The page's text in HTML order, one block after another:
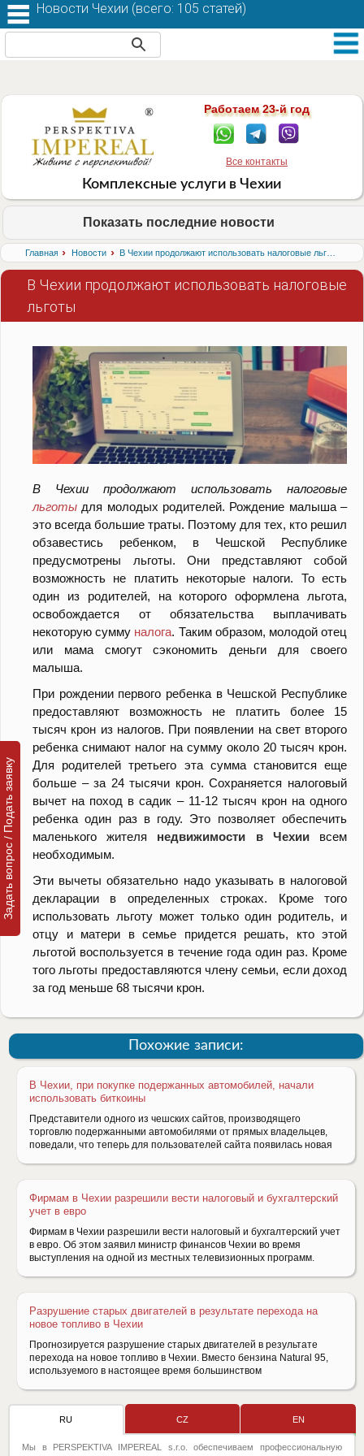
Работаем 23-й год
Все контакты
Комплексные услуги в Чехии
Показать последние новости
Главная › Новости ›
В Чехии продолжают использовать налоговые
льготы
В Чехии продолжают использовать налоговые
льготы для молодых родителей. Рождение малыша –
это всегда большие траты. Поэтому для тех, кто решил
обзавестись ребенком, в Чешской Республике
предусмотрены льготы. Они представляют собой
возможность не платить некоторые налоги. То есть
один из родителей, на которого оформлена льгота,
освобождается от обязательства выплачивать
некоторую сумму налога. Таким образом, молодой отец
или мама смогут сэкономить деньги для своего
малыша.
При рождении первого ребенка в Чешской Республике
предоставляют возможность не платить более 15
тысяч крон из налогов. При появлении на свет второго
ребенка снимают налог на сумму около 20 тысяч крон.
Для родителей третьего эта сумма становится еще
больше – за 24 тысячи крон. Сохраняется налоговый
вычет на поход в садик – 11-12 тысяч крон на одного
ребенка один раз в году. Это позволяет обеспечить
маленького жителя недвижимости в Чехии всем
необходимым.
Эти вычеты обязательно надо указывать в налоговой
декларации в определенных строках. Кроме того
использовать льготу может только один родитель, и
отцу и матери в семье придется решать, кто этой
льготой воспользуется в течение года один раз. Кроме
того льготы предоставляются члену семьи, если доход
за год меньше 68 тысячи крон.
Похожие записи:
В Чехии, при покупке подержанных автомобилей, начали
использовать биткоины
Представители одного из чешских сайтов, производящего
торговлю подержанными автомобилями от прямых владельцев,
поведали, что теперь для пользователей сайта появилась новая
Фирмам в Чехии разрешили вести налоговый и бухгалтерский
учет в евро
Фирмам в Чехии разрешили вести налоговый и бухгалтерский учет
в евро. Об этом заявил министр финансов Чехии во время
выступления на одной из местных телевизионных программ.
Разрушение старых двигателей в результате перехода на
новое топливо в Чехии
Прогнозируется разрушение старых двигателей в результате
перехода на новое топливо в Чехии. Вместо бензина Natural 95,
используемого в настоящее время большинством
Новости Чехии (всего: 105 статей)
Задать вопрос / Подать заявку
RU CZ EN
Мы в PERSPEKTIVA IMPEREAL s.r.o. обеспечиваем профессиональную